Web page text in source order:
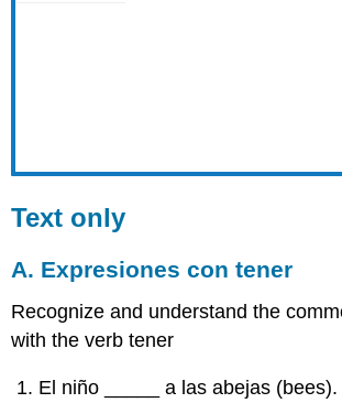
Text only
A. Expresiones con tener
Recognize and understand the
with the verb tener
El niño _____ a las abejas (bees).